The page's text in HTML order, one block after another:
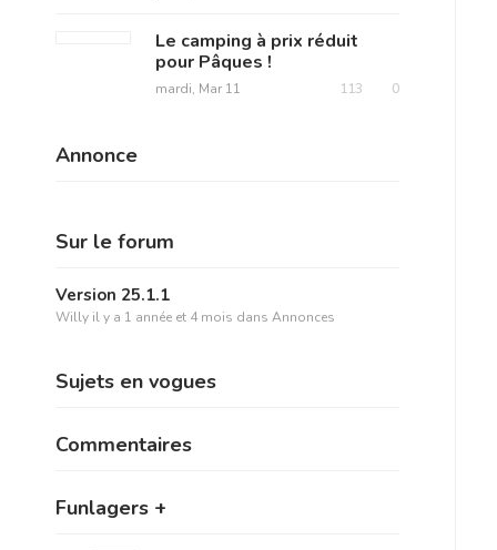
Le camping à prix réduit
pour Pâques !
mardi, Mar 11 0
113
Annonce
Sur le forum
Version 25.1.1
Willy il y a 1 année et 4 mois dans Annonces
Sujets en vogues
Commentaires
Funlagers +